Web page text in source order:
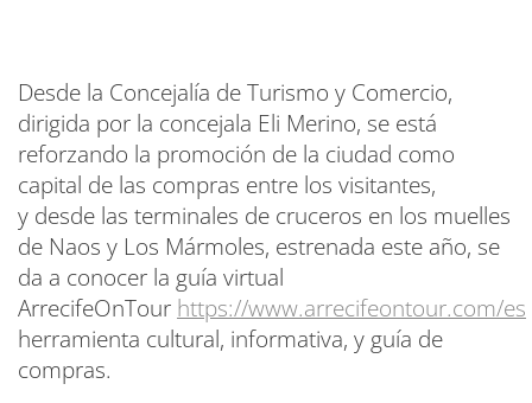
Desde la Concejalía de Turismo y Comercio,
dirigida por la concejala Eli Merino, se está
reforzando la promoción de la ciudad como
capital de las compras entre los visitantes,
y desde las terminales de cruceros en los muelles
de Naos y Los Mármoles, estrenada este año, se
da a conocer la guía virtual
ArrecifeOnTour https://www.arrecifeontour.com/es
herramienta cultural, informativa, y guía de
compras.